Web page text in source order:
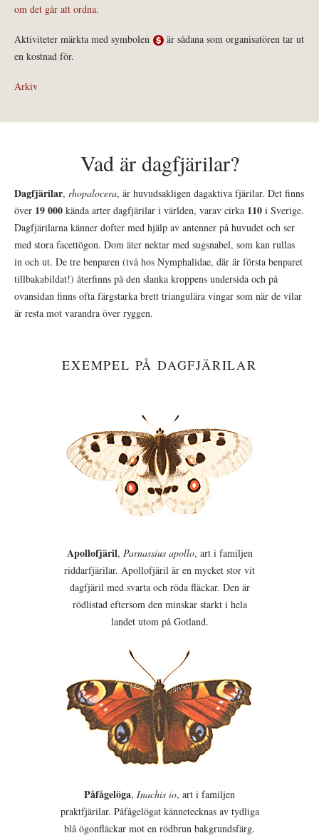
om det går att ordna.
Aktiviteter märkta med symbolen
är sådana som organisatören tar ut
en kostnad för.
Arkiv
Vad är dagfjärilar?
Dagfjärilar, rhopalocera, är huvudsakligen dagaktiva fjärilar. Det finns
över 19 000 kända arter dagfjärilar i världen, varav cirka 110 i Sverige.
Dagfjärilarna känner dofter med hjälp av antenner på huvudet och ser
med stora facettögon. Dom äter nektar med sugsnabel, som kan rullas
in och ut. De tre benparen (två hos Nymphalidae, där är första benparet
tillbakabildat!) återfinns på den slanka kroppens undersida och på
ovansidan finns ofta färgstarka brett triangulära vingar som när de vilar
är resta mot varandra över ryggen.
EXEMPEL PÅ DAGFJÄRILAR
Apollofjäril, Parnassius apollo, art i familjen
riddarfjärilar. Apollofjäril är en mycket stor vit
dagfjäril med svarta och röda fläckar. Den är
rödlistad eftersom den minskar starkt i hela
landet utom på Gotland.
Påfågelöga, Inachis io, art i familjen
praktfjärilar. Påfågelögat kännetecknas av tydliga
blå ögonfläckar mot en rödbrun bakgrundsfärg.